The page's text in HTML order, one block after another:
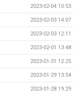
2023-02-04 10:53
2023-02-03 14:07
2023-02-03 12:11
2023-02-01 13:48
2023-01-31 12:25
2023-01-29 13:54
2023-01-28 19:29